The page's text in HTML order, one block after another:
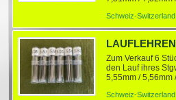
Schweiz-
Zum Verkauf 6
den Lauf ihres
5,55mm /
Schweiz-